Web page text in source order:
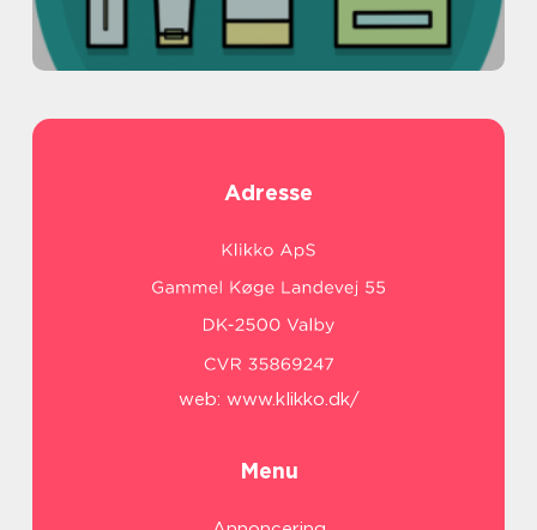
Adresse
web: www.klikko.dk/
Menu